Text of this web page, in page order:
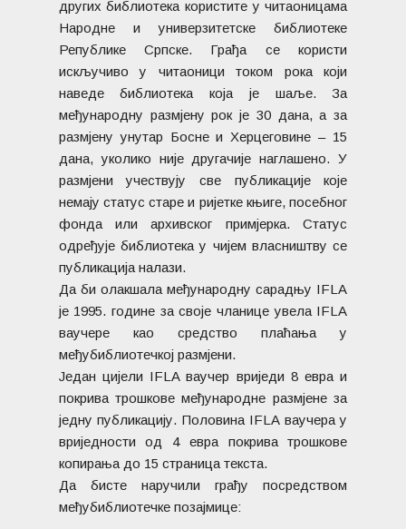
других библиотека користите у читаоницама
Народне и универзитетске библиотеке
Републике Српске. Грађа се користи
искључиво у читаоници током рока који
наведе библиотека која је шаље. За
међународну размјену рок је 30 дана, а за
размјену унутар Босне и Херцеговине – 15
дана, уколико није другачије наглашено. У
размјени учествују све публикације које
немају статус старе и ријетке књиге, посебног
фонда или архивског примјерка. Статус
одређује библиотека у чијем власништву се
публикација налази.
Да би олакшала међународну сарадњу IFLA
је 1995. године за своје чланице увела IFLA
ваучере као средство плаћања у
међубиблиотечкој размјени.
Један цијели IFLA ваучер вриједи 8 евра и
покрива трошкове међународне размјене за
једну публикацију. Половина IFLA ваучера у
вриједности од 4 евра покрива трошкове
копирања до 15 страница текста.
Да бисте наручили грађу посредством
међубиблиотечке позајмице: